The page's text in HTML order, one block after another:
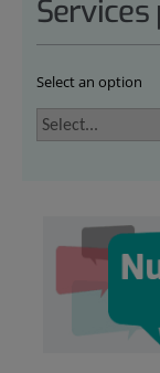
Select an option